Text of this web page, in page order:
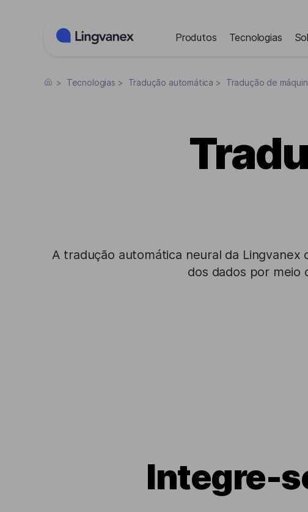
Produtos Tecnologias
> Tecnologias > Tradução automática > Tradução de
A tradução automática neural da
dos dados por meio
Integre-